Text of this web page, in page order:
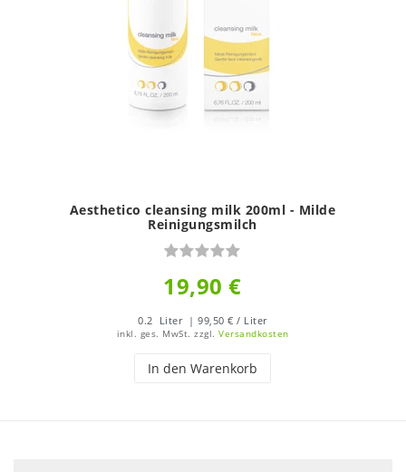
Aesthetico cleansing milk 200ml - Milde
Reinigungsmilch
19,90 €
0.2 Liter | 99,50 € / Liter
inkl. ges. MwSt. zzgl.Versandkosten
In den Warenkorb